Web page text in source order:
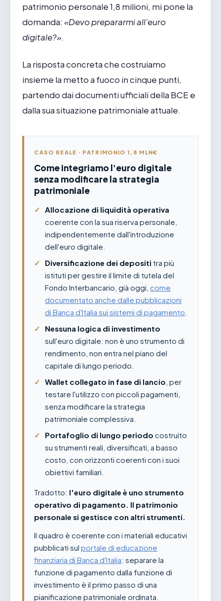
patrimonio personale 1,8 milioni, mi pone la
domanda:«Devo prepararmi all'euro
digitale?».
La risposta concreta che costruiamo
insieme la metto a fuoco in cinque punti,
partendo dai documenti ufficiali della BCE e
dalla sua situazione patrimoniale attuale.
CASO REALE · PATRIMONIO 1,8 MLN€
Come integriamo l'euro digitale
senza modificare la strategia
patrimoniale
Allocazione di liquidità operativa
coerente con la sua riserva personale,
indipendentemente dall'introduzione
dell'euro digitale.
Diversificazione dei depositi tra più
istituti per gestire il limite di tutela del
Fondo Interbancario, già oggi, come
documentato anche dalle pubblicazioni
di Banca d'Italia sui sistemi di pagamento
Nessuna logica di investimento
sull'euro digitale: non è uno strumento di
rendimento, non entra nel piano del
capitale di lungo periodo.
Wallet collegato in fase di lancio , per
testare l'utilizzo con piccoli pagamenti,
senza modificare la strategia
patrimoniale complessiva.
Portafoglio di lungo periodo costruito
su strumenti reali, diversificati, a basso
costo, con orizzonti coerenti con i suoi
obiettivi familiari.
Tradotto: l'euro digitale è uno strumento
operativo di pagamento. Il patrimonio
personale si gestisce con altri strumenti.
Il quadro è coerente con i materiali educativi
pubblicati sulportale di educazione
finanziaria di Banca d'Italia: separare la
funzione di pagamento dalla funzione di
investimento è il primo passo di una
pianificazione patrimoniale ordinata.